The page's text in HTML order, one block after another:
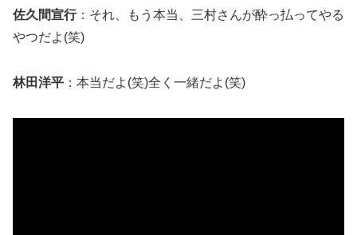
佐久間宣行：それ、もう本当、三村さんが酔っ払ってやる
やつだよ(笑)
林田洋平 ：本当だよ(笑)全く一緒だよ(笑)